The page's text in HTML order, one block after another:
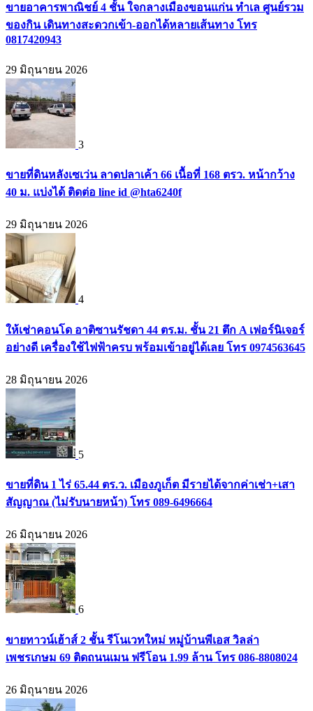
ขายอาคารพาณิชย์ 4 ชั้น ใจกลางเมืองขอนแก่น ทำเล ศูนย์รวม
ของกิน เดินทางสะดวกเข้า-ออกได้หลายเส้นทาง โทร
0817420943
29 มิถุนายน 2026
3
ขายที่ดินหลังเซเว่น ลาดปลาเค้า 66 เนื้อที่ 168 ตรว. หน้ากว้าง
40 ม. แบ่งได้ ติดต่อ line id @hta6240f
29 มิถุนายน 2026
4
ให้เช่าคอนโด อาติซานรัชดา 44 ตร.ม. ชั้น 21 ตึก A เฟอร์นิเจอร์
อย่างดี เครื่องใช้ไฟฟ้าครบ พร้อมเข้าอยู่ได้เลย โทร 0974563645
28 มิถุนายน 2026
5
ขายที่ดิน 1 ไร่ 65.44 ตร.ว. เมืองภูเก็ต มีรายได้จากค่าเช่า+เสา
สัญญาณ (ไม่รับนายหน้า) โทร 089-6496664
26 มิถุนายน 2026
6
ขายทาวน์เฮ้าส์ 2 ชั้น รีโนเวทใหม่ หมู่บ้านพีเอส วิลล่า
เพชรเกษม 69 ติดถนนเมน ฟรีโอน 1.99 ล้าน โทร 086-8808024
26 มิถุนายน 2026